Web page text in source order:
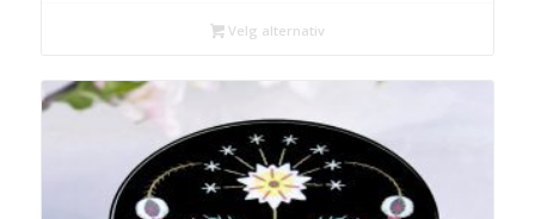
Velg alternativ